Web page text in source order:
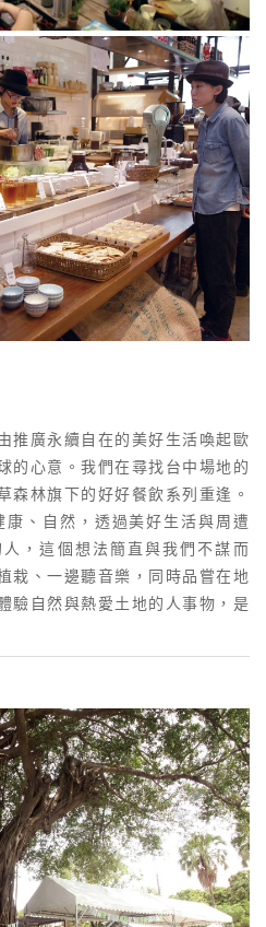
推廣永續自在的美好生活喚起歐
的心意。我們在尋找台中場地的
森林旗下的好好餐飲系列重逢。
康、自然，透過美好生活與周遭
，這個想法簡直與我們不謀而
栽、一邊聽音樂，同時品嘗在地
驗自然與熱愛土地的人事物，是